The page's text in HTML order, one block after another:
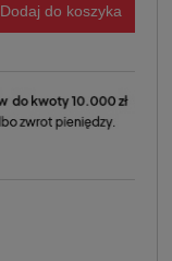
Dodaj do koszyka